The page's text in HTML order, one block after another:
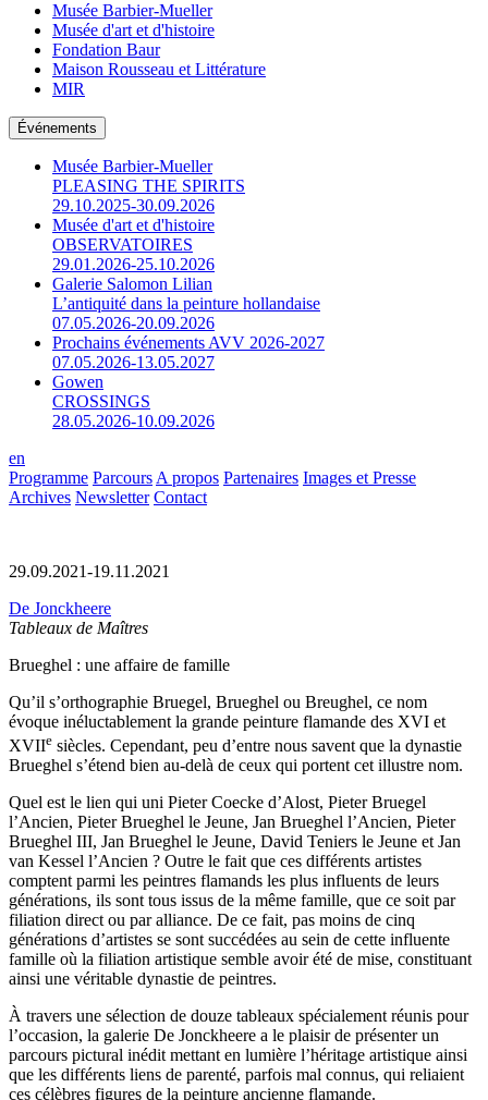
Musée Barbier-Mueller
Musée d'art et d'histoire
Fondation Baur
Maison Rousseau et Littérature
MIR
Événements
Musée Barbier-Mueller
PLEASING THE SPIRITS
29.10.2025-30.09.2026
Musée d'art et d'histoire
OBSERVATOIRES
29.01.2026-25.10.2026
Galerie Salomon Lilian
L’antiquité dans la peinture hollandaise
07.05.2026-20.09.2026
Prochains événements AVV 2026-2027
07.05.2026-13.05.2027
Gowen
CROSSINGS
28.05.2026-10.09.2026
en
Programme Parcours A propos Partenaires Images et Presse
Archives Newsletter Contact
29.09.2021-19.11.2021
De Jonckheere
Tableaux de Maîtres
Brueghel : une affaire de famille
Qu’il s’orthographie Bruegel, Brueghel ou Breughel, ce nom
évoque inéluctablement la grande peinture flamande des XVI et
XVIIe siècles. Cependant, peu d’entre nous savent que la dynastie
Brueghel s’étend bien au-delà de ceux qui portent cet illustre nom.
Quel est le lien qui uni Pieter Coecke d’Alost, Pieter Bruegel
l’Ancien, Pieter Brueghel le Jeune, Jan Brueghel l’Ancien, Pieter
Brueghel III, Jan Brueghel le Jeune, David Teniers le Jeune et Jan
van Kessel l’Ancien ? Outre le fait que ces différents artistes
comptent parmi les peintres flamands les plus influents de leurs
générations, ils sont tous issus de la même famille, que ce soit par
filiation direct ou par alliance. De ce fait, pas moins de cinq
générations d’artistes se sont succédées au sein de cette influente
famille où la filiation artistique semble avoir été de mise, constituant
ainsi une véritable dynastie de peintres.
À travers une sélection de douze tableaux spécialement réunis pour
l’occasion, la galerie De Jonckheere a le plaisir de présenter un
parcours pictural inédit mettant en lumière l’héritage artistique ainsi
que les différents liens de parenté, parfois mal connus, qui reliaient
ces célèbres figures de la peinture ancienne flamande.